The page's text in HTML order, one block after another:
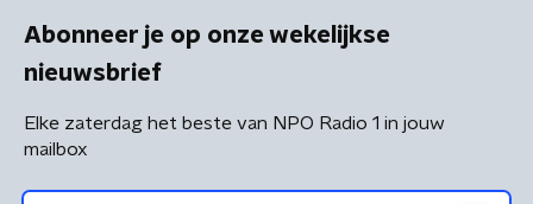
Abonneer je op onze wekelijkse
nieuwsbrief
Elke zaterdag het beste van NPO Radio 1 in jouw
mailbox